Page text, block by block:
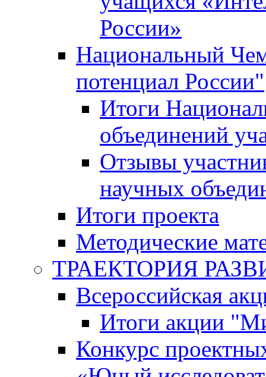
России»
Национальный
потенциал России"
Итоги
объединений
Отзывы
научных
Итоги проекта
Методические
ТРАЕКТОРИЯ
Всероссийская
Итоги акции
Конкурс